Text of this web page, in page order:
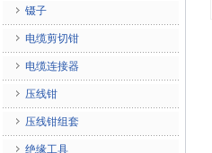
镊子
电缆剪切钳
电缆连接器
压线钳
压线钳组套
绝缘工具